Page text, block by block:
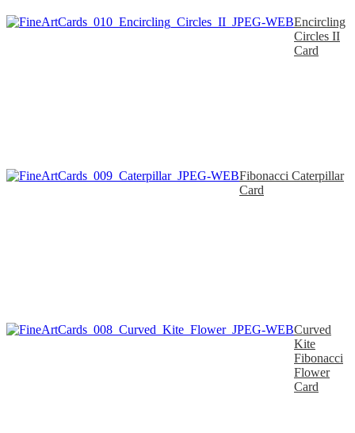
Encircling
Circles II
Card
Fibonacci Caterpillar
Card
Curved
Kite
Fibonacci
Flower
Card